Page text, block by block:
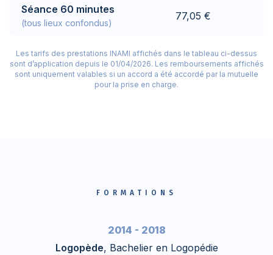
Séance 60 minutes
(tous lieux confondus)
77,05 €
Les tarifs des prestations INAMI affichés dans le tableau ci-dessus
sont d’application depuis le 01/04/2026. Les remboursements affichés
sont uniquement valables si un accord a été accordé par la mutuelle
pour la prise en charge.
FORMATIONS
2014 - 2018
Logopède, Bachelier en Logopédie